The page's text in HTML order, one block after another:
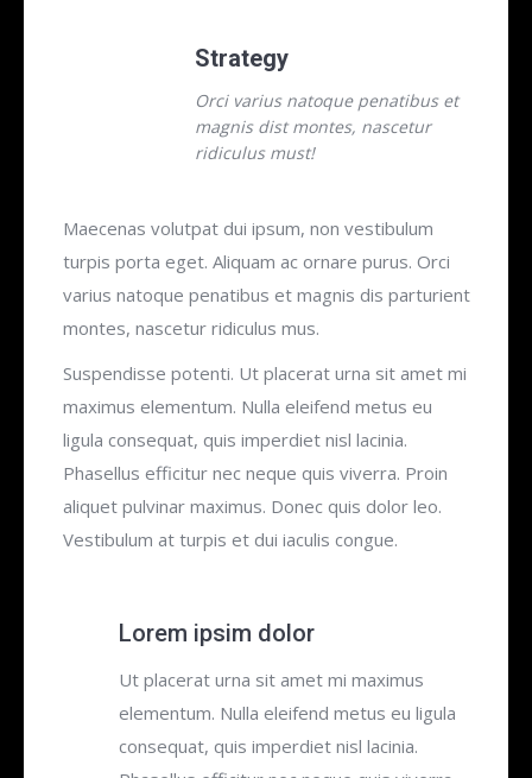
Strategy
Orci varius natoque penatibus et
magnis dist montes, nascetur
ridiculus must!
Maecenas volutpat dui ipsum, non vestibulum
turpis porta eget. Aliquam ac ornare purus. Orci
varius natoque penatibus et magnis dis parturient
montes, nascetur ridiculus mus.
Suspendisse potenti. Ut placerat urna sit amet mi
maximus elementum. Nulla eleifend metus eu
ligula consequat, quis imperdiet nisl lacinia.
Phasellus efficitur nec neque quis viverra. Proin
aliquet pulvinar maximus. Donec quis dolor leo.
Vestibulum at turpis et dui iaculis congue.
Lorem ipsim dolor
Ut placerat urna sit amet mi maximus
elementum. Nulla eleifend metus eu ligula
consequat, quis imperdiet nisl lacinia.